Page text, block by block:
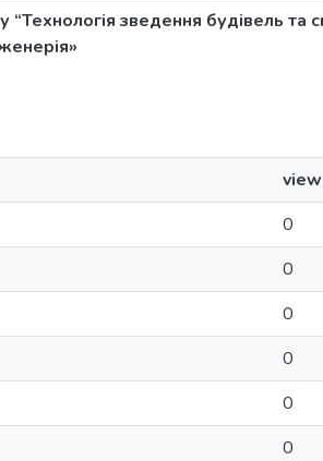
зведення будівель та
0
0
0
0
0
0